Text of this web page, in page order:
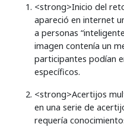
<strong>Inicio del
apareció en internet
a personas
imagen contenía un
participantes podían
específicos.
<strong>Acertijos
en una serie de
requería